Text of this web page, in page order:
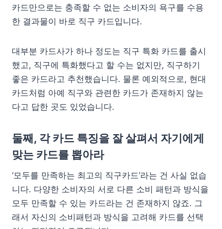
카드만으로는 충족할 수 없는 소비자의 욕구를 수용
한 결과물이 바로 직구 카드입니다.
대부분 카드사가 하나 정도는 직구 특화 카드를 출시
했고, 직구에 특화했다고 할 수는 없지만, 직구하기
좋은 카드라고 추천했습니다. 물론 예외적으로, 현대
카드처럼 아예 직구와 관련한 카드가 존재하지 않는
다고 답한 곳도 있었습니다.
둘째, 각 카드 특징을 잘 살펴서 자기에게
맞는 카드를 뽑아라
‘모두를 만족하는 최고의 직구카드’라는 건 사실 없습
니다. 다양한 소비자의 서로 다른 소비 패턴과 방식을
모두 만족할 수 있는 카드라는 건 존재하지 않죠. 그
래서 자신의 소비패턴과 방식을 고려해 카드를 선택